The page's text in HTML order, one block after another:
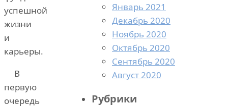
успешной
жизни
и
карьеры.
В
первую
очередь
Январь 2021
Декабрь 2020
Ноябрь 2020
Октябрь 2020
Сентябрь 2020
Август 2020
Рубрики